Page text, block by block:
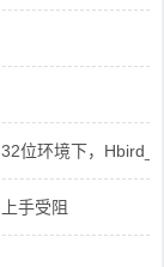
位环境下，
手受阻